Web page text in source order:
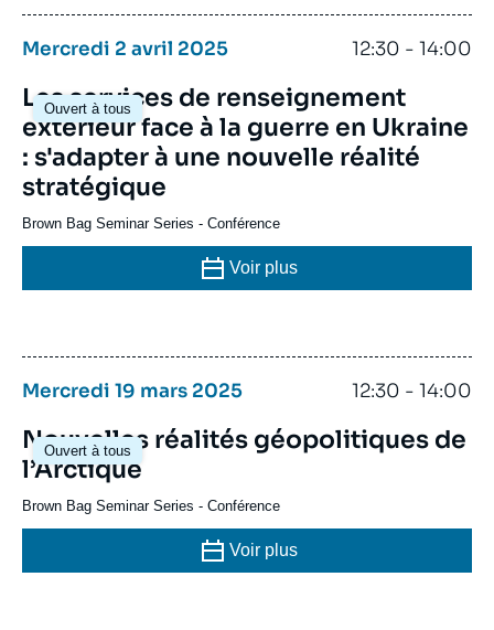
Mercredi 2 avril 2025 12:30 - 14:00
Ouvert à tous
Les services de renseignement
extérieur face à la guerre en Ukraine
: s'adapter à une nouvelle réalité
stratégique
Brown Bag Seminar Series - Conférence
Voir plus
Mercredi 19 mars 2025 12:30 - 14:00
Ouvert à tous
Nouvelles réalités géopolitiques de
l’Arctique
Brown Bag Seminar Series - Conférence
Voir plus